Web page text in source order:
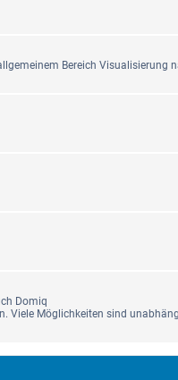
Bereich Visualisierung
Domiq
Viele Möglichkeiten sind